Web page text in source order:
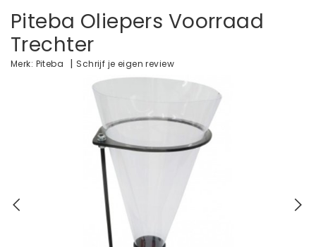
Piteba Oliepers Voorraad
Trechter
Merk: Piteba | Schrijf je eigen review